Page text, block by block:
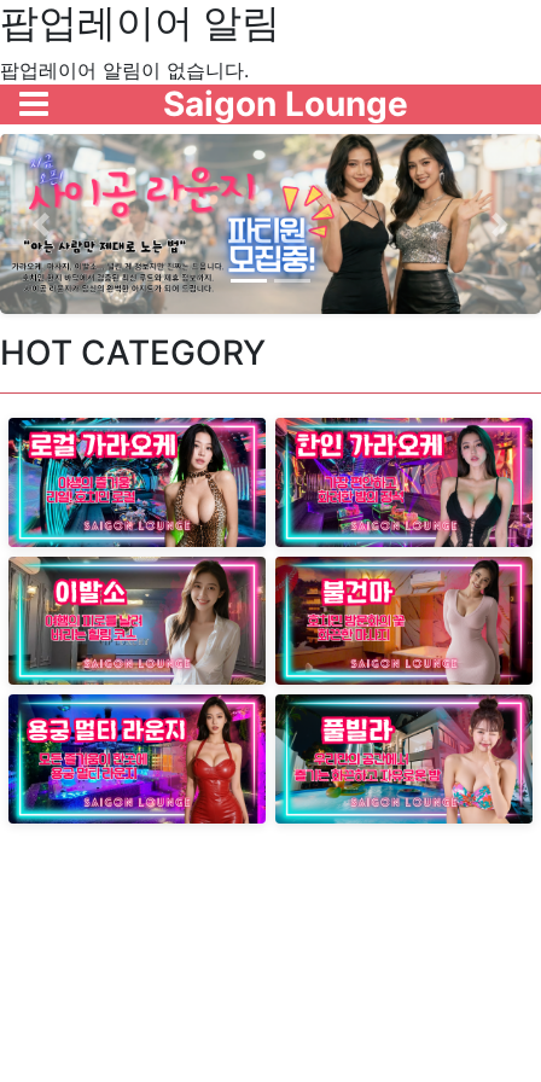
팝업레이어 알림
팝업레이어 알림이 없습니다.
Saigon Lounge
HOT CATEGORY